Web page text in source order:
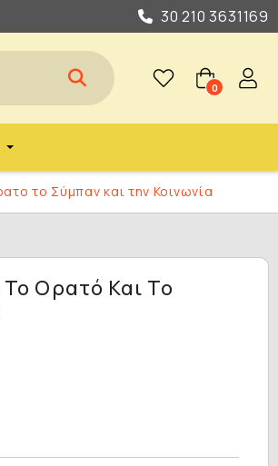
30 210 3631169
0
το Σύμπαν και την Κοινωνία
Το Ορατό Και Το